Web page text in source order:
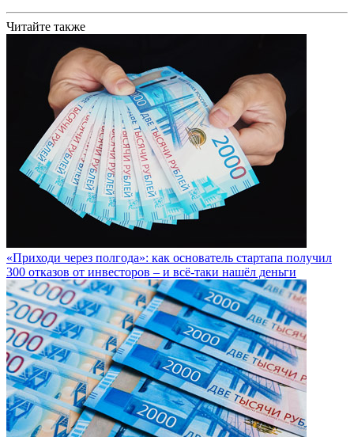
Читайте также
«Приходи через полгода»: как основатель стартапа получил
300 отказов от инвесторов – и всё-таки нашёл деньги